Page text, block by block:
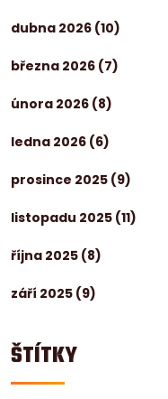
dubna 2026 (10)
března 2026 (7)
února 2026 (8)
ledna 2026 (6)
prosince 2025 (9)
listopadu 2025 (11)
října 2025 (8)
září 2025 (9)
ŠTÍTKY